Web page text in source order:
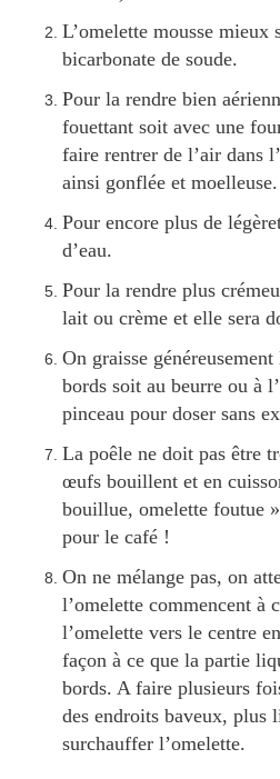
L’omelette mousse mieux
bicarbonate de soude.
Pour la rendre bien
fouettant soit avec une
faire rentrer de l’air dans
ainsi gonflée et moelleuse.
Pour encore plus de
d’eau.
Pour la rendre plus
lait ou crème et elle sera
On graisse
bords soit au beurre ou à
pinceau pour doser sans
La poêle ne doit pas être
œufs bouillent et en
bouillue, omelette foutue
pour le café !
On ne mélange pas, on
l’omelette commencent à
l’omelette vers le centre
façon à ce que la partie
bords. A faire plusieurs
des endroits baveux, plus
surchauffer l’omelette.